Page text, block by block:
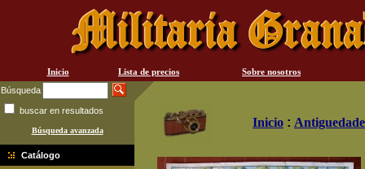
Inicio Lista de precios
Sobre nosotros
Búsqueda
buscar en resultados
Búsqueda avanzada
Catálogo
Inicio :